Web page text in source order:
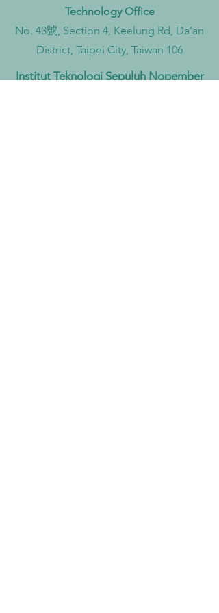
Technology Office
No. 43號, Section 4, Keelung Rd, Da’an
District, Taipei City, Taiwan 106
Institut Teknologi Sepuluh Nopember